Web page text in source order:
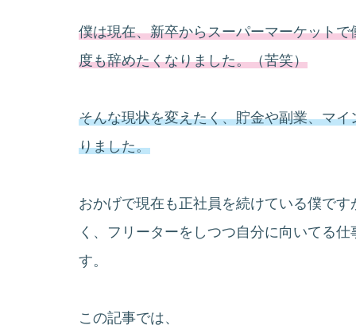
僕は現在、新卒からスーパーマーケット
度も辞めたくなりました。（苦笑）
そんな現状を変えたく、貯金や副業、マ
りました。
おかげで現在も正社員を続けている僕で
く、フリーターをしつつ自分に向いてる
す。
この記事では、